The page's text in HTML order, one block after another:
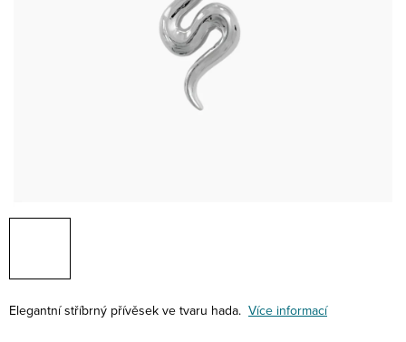
Elegantní stříbrný přívěsek ve tvaru hada. Více informací